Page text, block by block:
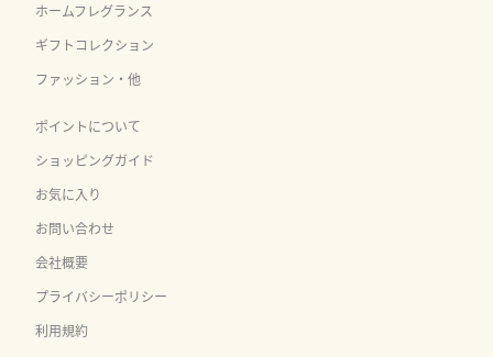
ホームフレグランス
ギフトコレクション
ファッション・他
ポイントについて
ショッピングガイド
お気に入り
お問い合わせ
会社概要
プライバシーポリシー
利用規約